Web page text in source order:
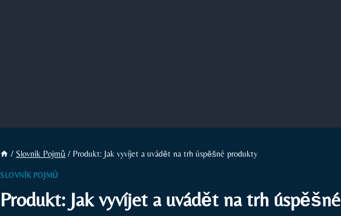
/ Slovník Pojmů / Produkt: Jak vyvíjet a uvádět na trh úspěšné produkty
SLOVNÍK POJMŮ
Produkt: Jak vyvíjet a uvádět na trh úspěšné